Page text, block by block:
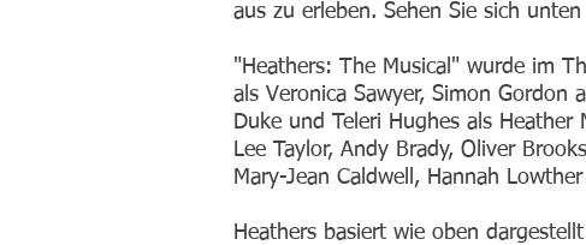
aus zu erleben. Sehen Sie sich
"Heathers: The Musical" wurde im
als Veronica Sawyer, Simon Gordon
Duke und Teleri Hughes als
Lee Taylor, Andy Brady, Oliver
Mary-Jean Caldwell, Hannah
Heathers basiert wie oben